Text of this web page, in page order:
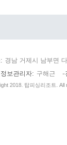
경남 거제시 남부면
보관리자
구해근
2018. 탑피싱리조트. All